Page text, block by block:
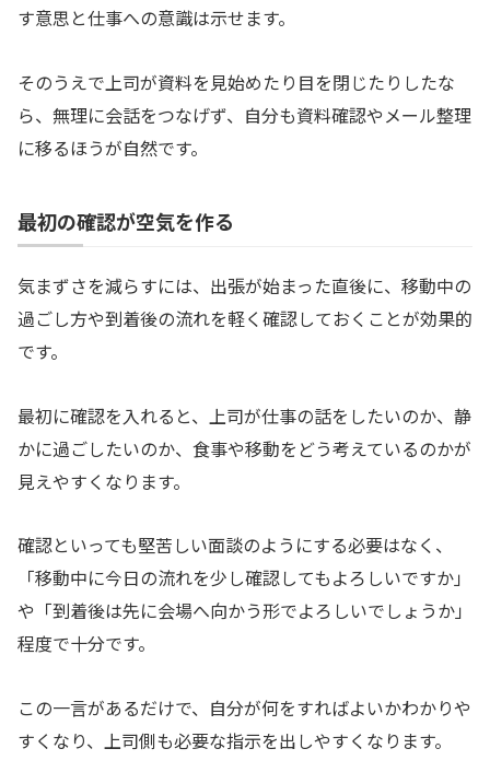
す意思と仕事への意識は示せます。
そのうえで上司が資料を見始めたり目を閉じたりしたな
ら、無理に会話をつなげず、自分も資料確認やメール整理
に移るほうが自然です。
最初の確認が空気を作る
気まずさを減らすには、出張が始まった直後に、移動中の
過ごし方や到着後の流れを軽く確認しておくことが効果的
です。
最初に確認を入れると、上司が仕事の話をしたいのか、静
かに過ごしたいのか、食事や移動をどう考えているのかが
見えやすくなります。
確認といっても堅苦しい面談のようにする必要はなく、
「移動中に今日の流れを少し確認してもよろしいですか」
や「到着後は先に会場へ向かう形でよろしいでしょうか」
程度で十分です。
この一言があるだけで、自分が何をすればよいかわかりや
すくなり、上司側も必要な指示を出しやすくなります。